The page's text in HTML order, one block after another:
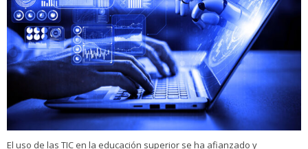
El uso de las TIC en la educación superior se ha afianzado y